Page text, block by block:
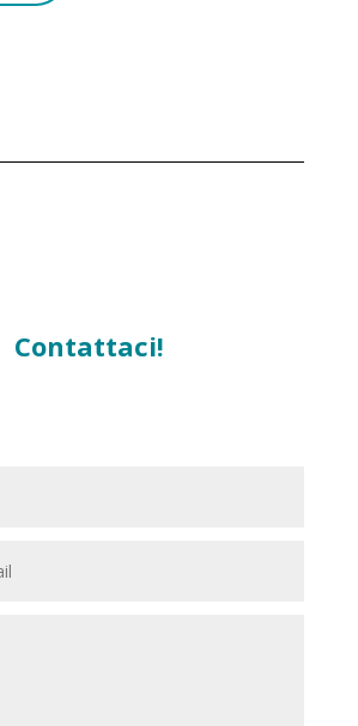
Contattaci!